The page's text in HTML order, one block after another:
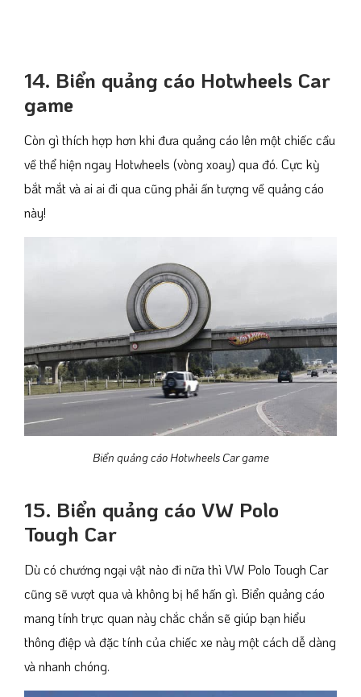
14. Biển quảng cáo Hotwheels Car
game
Còn gì thích hợp hơn khi đưa quảng cáo lên một chiếc cầu
về thể hiện ngay Hotwheels (vòng xoay) qua đó. Cực kỳ
bắt mắt và ai ai đi qua cũng phải ấn tượng về quảng cáo
này!
Biển quảng cáo Hotwheels Car game
15. Biển quảng cáo VW Polo
Tough Car
Dù có chướng ngại vật nào đi nữa thì VW Polo Tough Car
cũng sẽ vượt qua và không bị hề hấn gì. Biển quảng cáo
mang tính trực quan này chắc chắn sẽ giúp bạn hiểu
thông điệp và đặc tính của chiếc xe này một cách dễ dàng
và nhanh chóng.